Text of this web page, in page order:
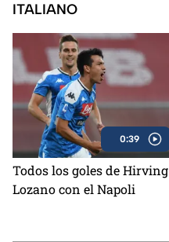
ITALIANO
0:39
Todos los goles de Hirving
Lozano con el Napoli